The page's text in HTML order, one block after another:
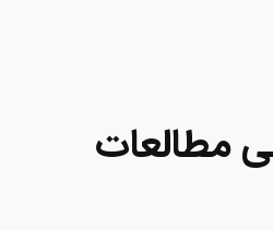
مطالعات